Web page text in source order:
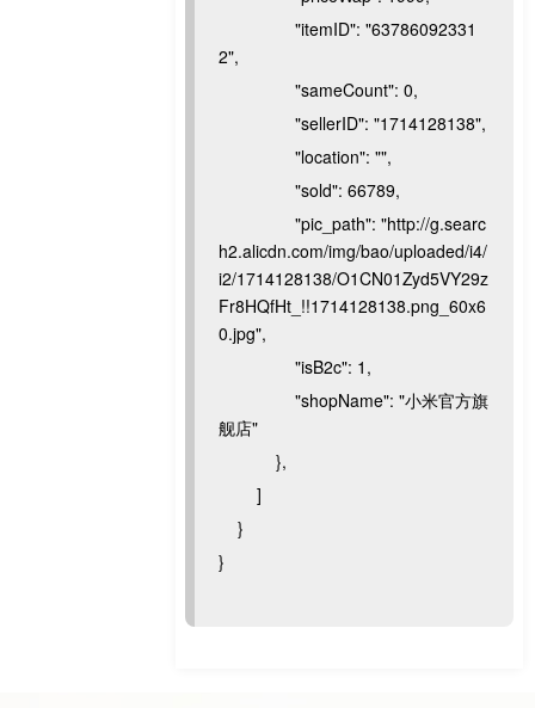
"itemID": "63786092331
2",
"sameCount": 0,
"sellerID": "1714128138",
"location": "",
"sold": 66789,
"pic_path": "http://g.searc
h2.alicdn.com/img/bao/uploaded/i4/
i2/1714128138/O1CN01Zyd5VY29z
Fr8HQfHt_!!1714128138.png_60x6
0.jpg",
"isB2c": 1,
"shopName": "小米官方旗
舰店"
},
]
}
}